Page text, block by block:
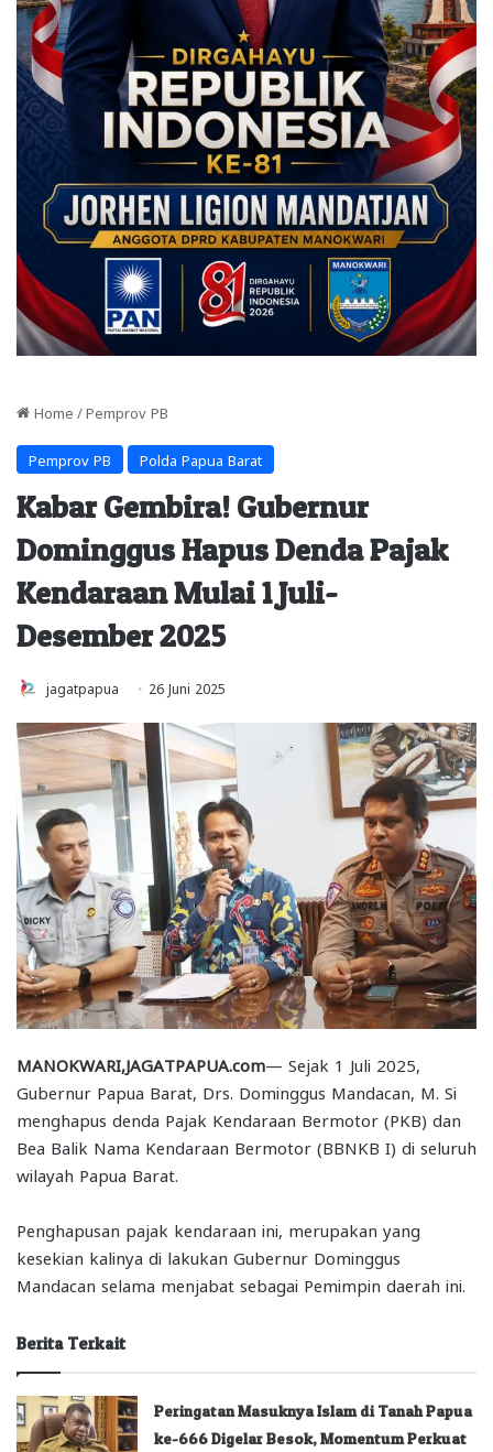
Home / Pemprov PB
Pemprov PB Polda Papua Barat
Kabar Gembira! Gubernur
Dominggus Hapus Denda Pajak
Kendaraan Mulai 1 Juli-
Desember 2025
jagatpapua 26 Juni 2025
MANOKWARI,JAGATPAPUA.com— Sejak 1 Juli 2025,
Gubernur Papua Barat, Drs. Dominggus Mandacan, M. Si
menghapus denda Pajak Kendaraan Bermotor (PKB) dan
Bea Balik Nama Kendaraan Bermotor (BBNKB I) di seluruh
wilayah Papua Barat.
Penghapusan pajak kendaraan ini, merupakan yang
kesekian kalinya di lakukan Gubernur Dominggus
Mandacan selama menjabat sebagai Pemimpin daerah ini.
Berita Terkait
Peringatan Masuknya Islam di Tanah Papua
ke-666 Digelar Besok, Momentum Perkuat